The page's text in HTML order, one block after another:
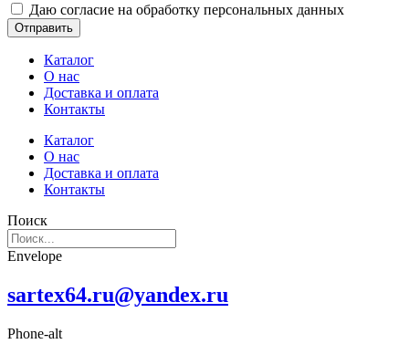
Даю согласие на обработку персональных данных
Отправить
Каталог
О нас
Доставка и оплата
Контакты
Каталог
О нас
Доставка и оплата
Контакты
Поиск
Envelope
sartex64.ru@yandex.ru
Phone-alt